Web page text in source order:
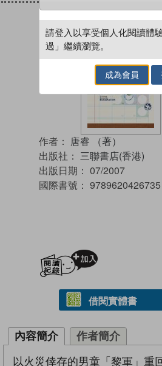
作者： 唐睿 （著）
出版社： 三聯書店(香港)
出版日期： 07/2007
國際書號： 9789620426735
借閱實體書
內容簡介 作者簡介
以火災倖存的男童「黎軍」重
請登入以享受個人化閱讀體
過」繼續瀏覽。
成為會員